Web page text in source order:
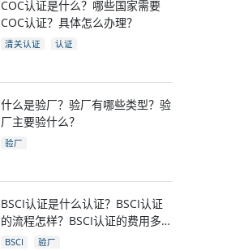
COC认证是什么？哪些国家需要
COC认证？具体怎么办理？
清关认证 认证
什么是验厂？验厂有哪些类型？验
厂主要验什么？
验厂
BSCI认证是什么认证？BSCI认证
的流程怎样？BSCI认证的费用多
少？
BSCI 验厂